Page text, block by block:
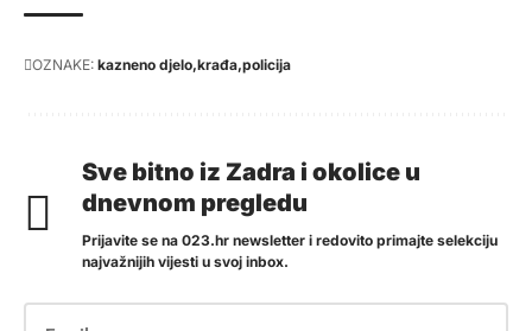
OZNAKE: kazneno djelo krađa policija
Sve bitno iz Zadra i okolice u
dnevnom pregledu
Prijavite se na 023.hr newsletter i redovito primajte selekciju
najvažnijih vijesti u svoj inbox.